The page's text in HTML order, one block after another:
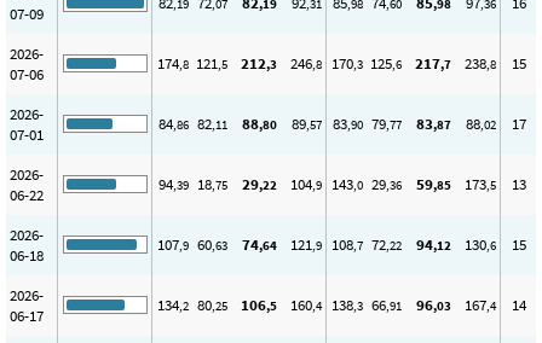
07-09
,19 ,07 ,19 ,31 ,98 ,60 ,98 ,36
2026-
07-06
174,8 121,5 212,3 246,8 170,3 125,6 217,7 238,8 15
2026-
07-01
84,86 82,11 88,80 89,57 83,90 79,77 83,87 88,02 17
2026-
06-22
94,39 18,75 29,22 104,9 143,0 29,36 59,85 173,5 13
2026-
06-18
107,9 60,63 74,64 121,9 108,7 72,22 94,12 130,6 15
2026-
06-17
134,2 80,25 106,5 160,4 138,3 66,91 96,03 167,4 14